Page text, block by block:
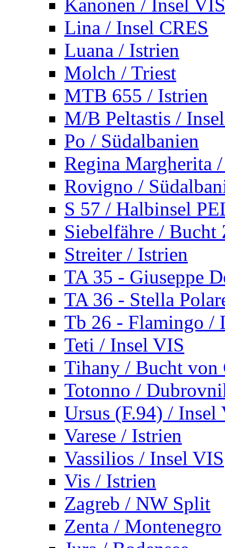
Kanonen / Insel VIS
Lina / Insel CRES
Luana / Istrien
Molch / Triest
MTB 655 / Istrien
M/B Peltastis /
Po / Südalbanien
Regina Margherita
Rovigno /
S 57 / Halbinsel
Siebelfähre / Bucht
Streiter / Istrien
TA 35 - Giuseppe
TA 36 - Stella
Tb 26 - Flamingo /
Teti / Insel VIS
Tihany / Bucht von
Totonno /
Ursus (F.94) / Insel
Varese / Istrien
Vassilios / Insel VIS
Vis / Istrien
Zagreb / NW Split
Zenta / Montenegro